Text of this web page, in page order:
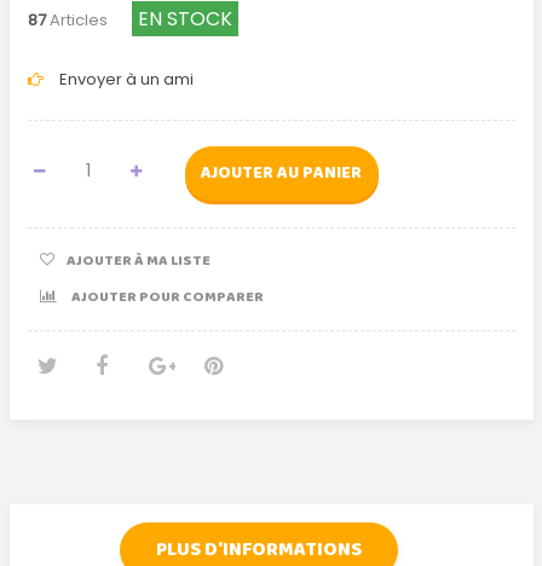
87Articles EN STOCK
Envoyer à un ami
AJOUTER AU PANIER
AJOUTER À MA LISTE
AJOUTER POUR COMPARER
PLUS D'INFORMATIONS